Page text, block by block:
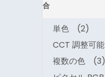
合
単色
(2)
CCT 調整可能
複数の色
(3)